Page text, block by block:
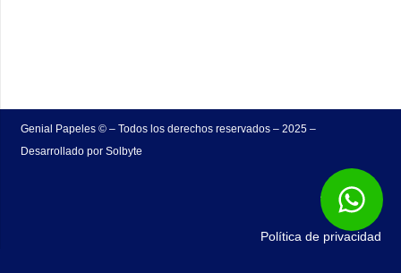
Genial Papeles © – Todos los derechos reservados – 2025 –
Desarrollado por Solbyte
Aviso legal
Política de privacidad